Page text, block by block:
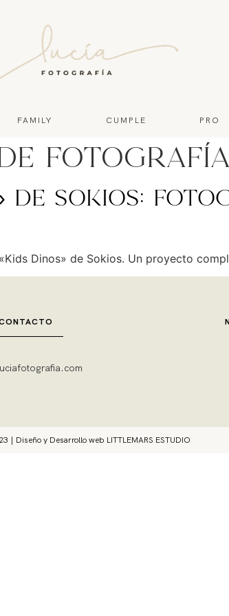
FAMILY CUMPLE PRO
fotografía
de Sokios:
Dinos» de Sokios. Un proyecto
| Diseño y Desarrollo web LITTLEMARS ESTUDIO